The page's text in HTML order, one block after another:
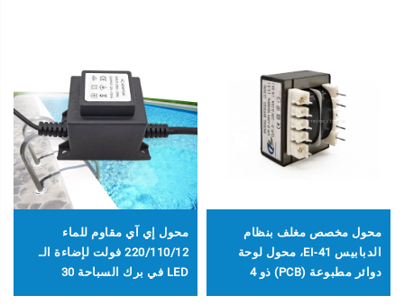
محول مخصص مغلف بنظام
الدبابيس EI-41، محول لوحة
دوائر مطبوعة (PCB) ذو 4
محول إي آي مقاوم للماء
220/110/12 فولت لإضاءة الـ
LED في برك السباحة 30